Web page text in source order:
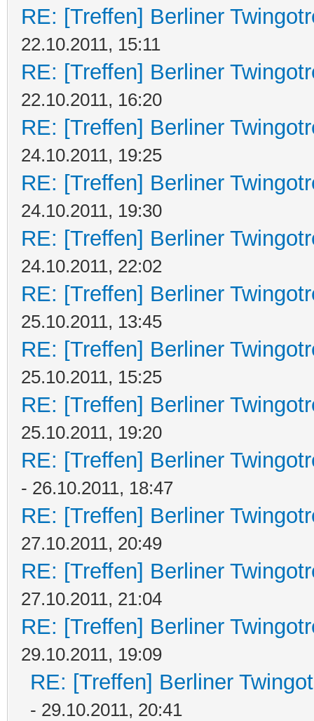
RE: [Treffen] Berliner
22.10.2011, 15:11
RE: [Treffen] Berliner
22.10.2011, 16:20
RE: [Treffen] Berliner
24.10.2011, 19:25
RE: [Treffen] Berliner
24.10.2011, 19:30
RE: [Treffen] Berliner
24.10.2011, 22:02
RE: [Treffen] Berliner
25.10.2011, 13:45
RE: [Treffen] Berliner
25.10.2011, 15:25
RE: [Treffen] Berliner
25.10.2011, 19:20
RE: [Treffen] Berliner
- 26.10.2011, 18:47
RE: [Treffen] Berliner
27.10.2011, 20:49
RE: [Treffen] Berliner
27.10.2011, 21:04
RE: [Treffen] Berliner
29.10.2011, 19:09
RE: [Treffen] Berliner
- 29.10.2011, 20:41